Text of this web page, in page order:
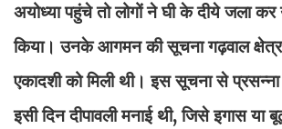
अयोध्या पहुंचे तो लोगों ने घी के दीये जला
किया। उनके आगमन की सूचना गढ़वाल
एकादशी को मिली थी। इस सूचना से
इसी दिन दीपावली मनाई थी, जिसे इगास या